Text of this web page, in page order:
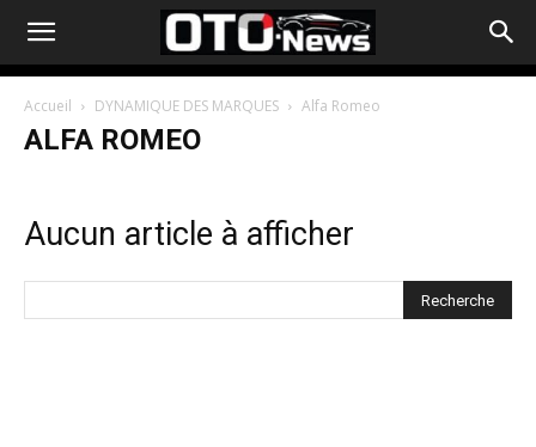
Accueil DYNAMIQUE DES MARQUES Alfa Romeo
ALFA ROMEO
Aucun article à afficher